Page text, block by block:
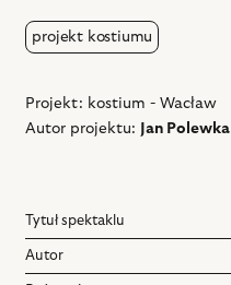
projekt kostiumu
Projekt: kostium - Wacław
Autor projektu:
Jan Polewka
Tytuł spektaklu
Autor